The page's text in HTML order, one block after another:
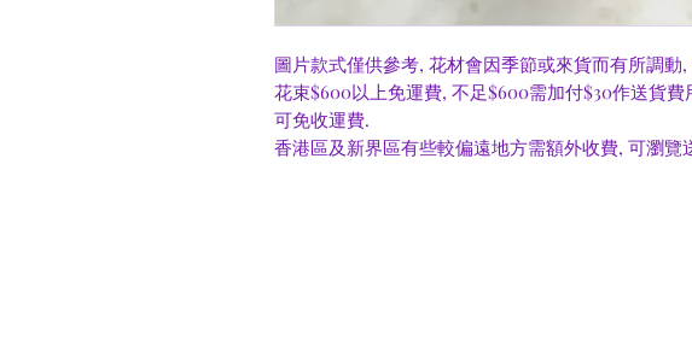
圖片款式僅供參考, 花材會因季節或來貨而有所調動
花束$600以上免運費, 不足$600需加付$30作送貨費
可免收運費.
香港區及新界區有些較偏遠地方需額外收費, 可瀏覽